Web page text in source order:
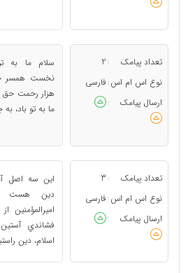
تعداد پیامک :
2
نوع اس ام اس : فارسی
ارسال پیامک
:
سلام ما به
نخست همسر
هزار رحمت حق
ما به تو باد،
تعداد پیامک :
3
نوع اس ام اس : فارسی
ارسال پیامک
:
اين سه اصل
دين هست
فشاندي
اسلام، دين